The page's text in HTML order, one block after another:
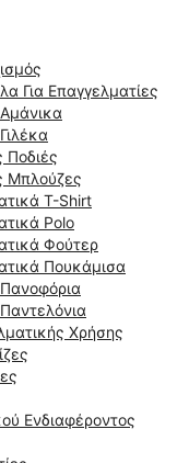
Για Επαγγελματίες
Ποδιές
Μπλούζες
T-Shirt
Polo
Φούτερ
Πουκάμισα
Χρήσης
Ενδιαφέροντος